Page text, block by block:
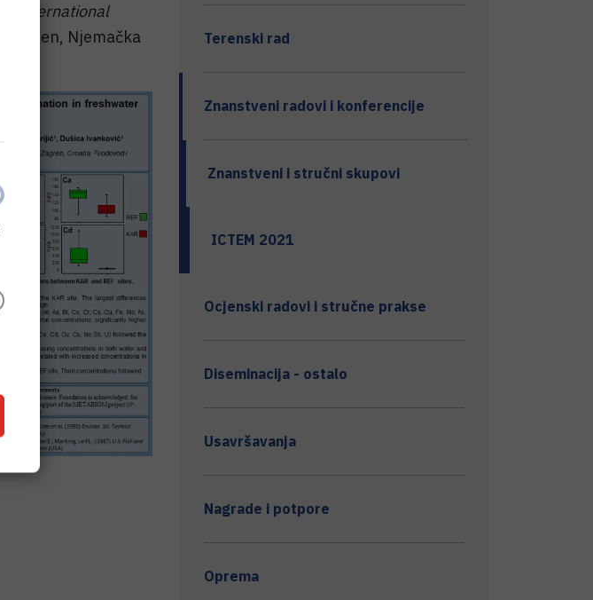
International
, Aachen, Njemačka
Terenski rad
Znanstveni radovi i konferencije
Znanstveni i stručni skupovi
ICTEM 2021
Ocjenski radovi i stručne prakse
Diseminacija - ostalo
Usavršavanja
Nagrade i potpore
Oprema